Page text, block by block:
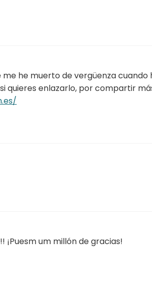
me he muerto de vergüenza
quieres enlazarlo, por compartir
¡Puesm um millón de gracias!